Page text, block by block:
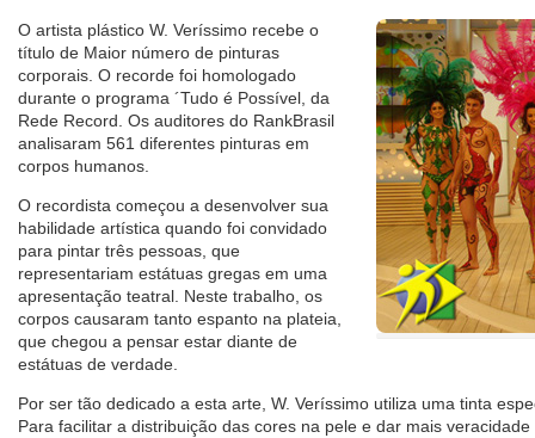
O artista plástico W. Veríssimo recebe o
título de Maior número de pinturas
corporais. O recorde foi homologado
durante o programa ´Tudo é Possível, da
Rede Record. Os auditores do RankBrasil
analisaram 561 diferentes pinturas em
corpos humanos.
O recordista começou a desenvolver sua
habilidade artística quando foi convidado
para pintar três pessoas, que
representariam estátuas gregas em uma
apresentação teatral. Neste trabalho, os
corpos causaram tanto espanto na plateia,
que chegou a pensar estar diante de
estátuas de verdade.
Por ser tão dedicado a esta arte, W. Veríssimo utiliza uma tinta
Para facilitar a distribuição das cores na pele e dar mais